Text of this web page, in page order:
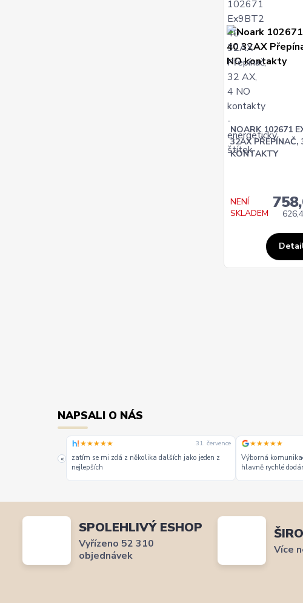
NOARK 102671
32AX PŘEPÍNAČ,
KONTAKTY
NENÍ
SKLADEM
NAPSALI O NÁS
«
★★★★★ 31. července
zatím se mi zdá z několika dalších jako jeden z
nejlepších
★★★★★
Výborná
hlavně rychlé
SPOLEHLIVÝ ESHOP
Vyřízeno 52 310
objednávek
Více